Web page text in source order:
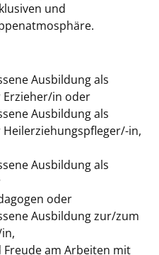
und
Ausbildung als
in oder
Ausbildung als
in,
Ausbildung als
oder
Ausbildung zur/zum
am Arbeiten mit